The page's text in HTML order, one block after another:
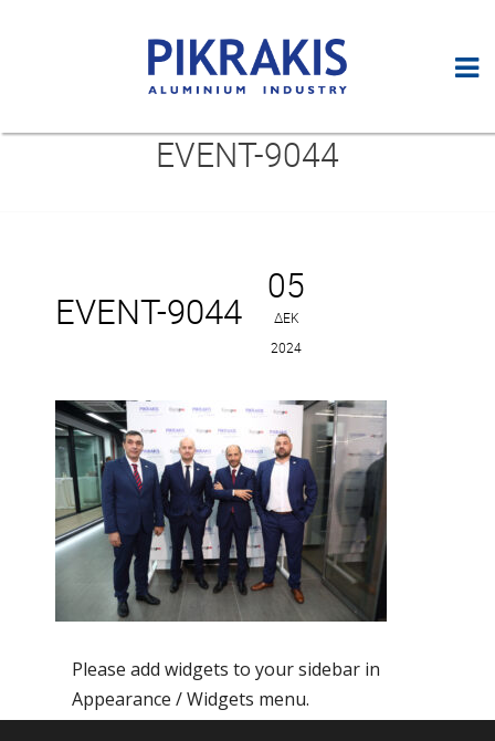
EVENT-9044
05
ΔΕΚ
2024
EVENT-9044
Please add widgets to your sidebar in
Appearance / Widgets menu.